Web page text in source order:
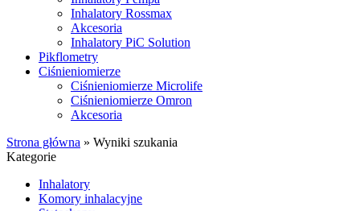
Inhalatory Rossmax
Akcesoria
Inhalatory PiC Solution
Pikflometry
Ciśnieniomierze
Ciśnieniomierze Microlife
Ciśnieniomierze Omron
Akcesoria
Strona główna » Wyniki szukania
Kategorie
Inhalatory
Komory inhalacyjne